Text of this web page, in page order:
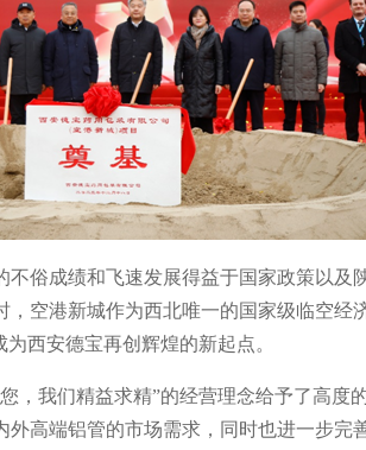
俗成绩和飞速发展得益于国家政策以及
空港新城作为西北唯一的国家级临空经
西安德宝再创辉煌的新起点。
，我们精益求精”的经营理念给予了高度
高端铝管的市场需求，同时也进一步完